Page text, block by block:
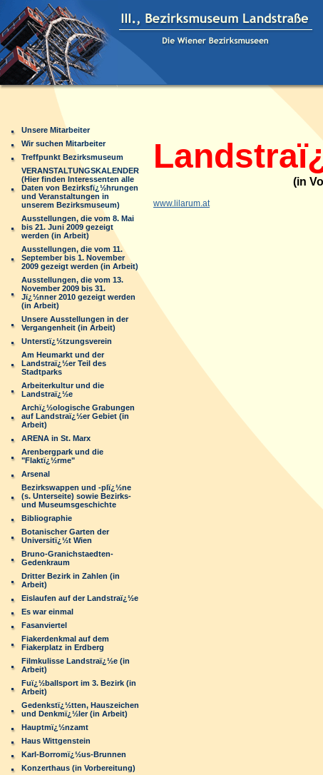
Unsere Mitarbeiter
Wir suchen Mitarbeiter
Treffpunkt Bezirksmuseum
VERANSTALTUNGSKALENDER
(Hier finden Interessenten alle
Daten von Bezirksfï¿½hrungen
und Veranstaltungen in
unserem Bezirksmuseum)
Ausstellungen, die vom 8. Mai
bis 21. Juni 2009 gezeigt
werden (in Arbeit)
Ausstellungen, die vom 11.
September bis 1. November
2009 gezeigt werden (in Arbeit)
Ausstellungen, die vom 13.
November 2009 bis 31.
Jï¿½nner 2010 gezeigt werden
(in Arbeit)
Unsere Ausstellungen in der
Vergangenheit (in Arbeit)
Unterstï¿½tzungsverein
Am Heumarkt und der
Landstraï¿½er Teil des
Stadtparks
Arbeiterkultur und die
Landstraï¿½e
Archï¿½ologische Grabungen
auf Landstraï¿½er Gebiet (in
Arbeit)
ARENA in St. Marx
Arenbergpark und die
"Flaktï¿½rme"
Arsenal
Bezirkswappen und -plï¿½ne
(s. Unterseite) sowie Bezirks-
und Museumsgeschichte
Bibliographie
Botanischer Garten der
Universitï¿½t Wien
Bruno-Granichstaedten-
Gedenkraum
Dritter Bezirk in Zahlen (in
Arbeit)
Eislaufen auf der Landstraï¿½e
Es war einmal
Fasanviertel
Fiakerdenkmal auf dem
Fiakerplatz in Erdberg
Filmkulisse Landstraï¿½e (in
Arbeit)
Fuï¿½ballsport im 3. Bezirk (in
Arbeit)
Gedenkstï¿½tten, Hauszeichen
und Denkmï¿½ler (in Arbeit)
Hauptmï¿½nzamt
Haus Wittgenstein
Karl-Borromï¿½us-Brunnen
Konzerthaus (in Vorbereitung)
(in
www.lilarum.at